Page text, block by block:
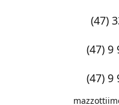
(47)
(47) 9
(47) 9